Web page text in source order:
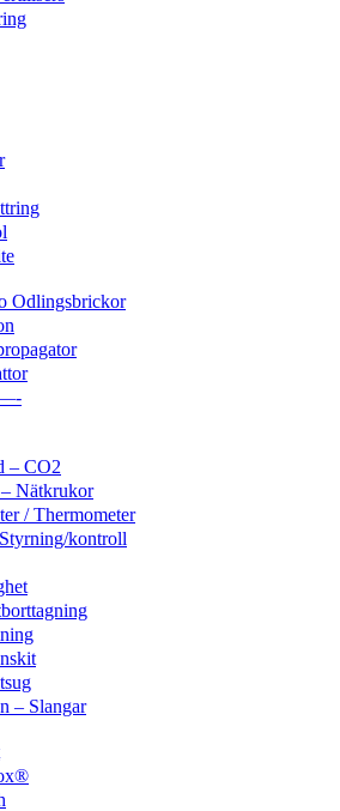
Odlingsbrickor
– CO2
Nätkrukor
/ Thermometer
kontroll
– Slangar